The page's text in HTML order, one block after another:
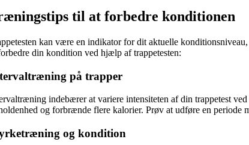
til at forbedre konditionen
kan være en indikator for dit aktuelle
din kondition ved hjælp af trappetesten:
på trapper
indebærer at variere intensiteten af din trappetest
og forbrænde flere kalorier. Prøv at udføre en periode
og kondition